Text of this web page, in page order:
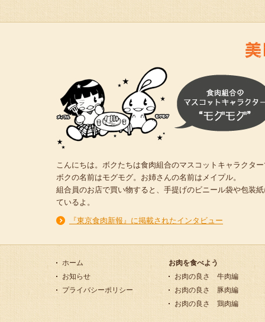
こんにちは。ボクたちは食肉組合のマスコットキャラクタ
ボクの名前はモグモグ。お姉さんの名前はメイプル。
組合員のお店で買い物すると、手提げのビニール袋や包装
ているよ。
『東京食肉新報』に掲載されたインタビュー
ホーム
お知らせ
プライバシーポリシー
お肉を食べよう
お肉の良さ 牛肉編
お肉の良さ 豚肉編
お肉の良さ 鶏肉編